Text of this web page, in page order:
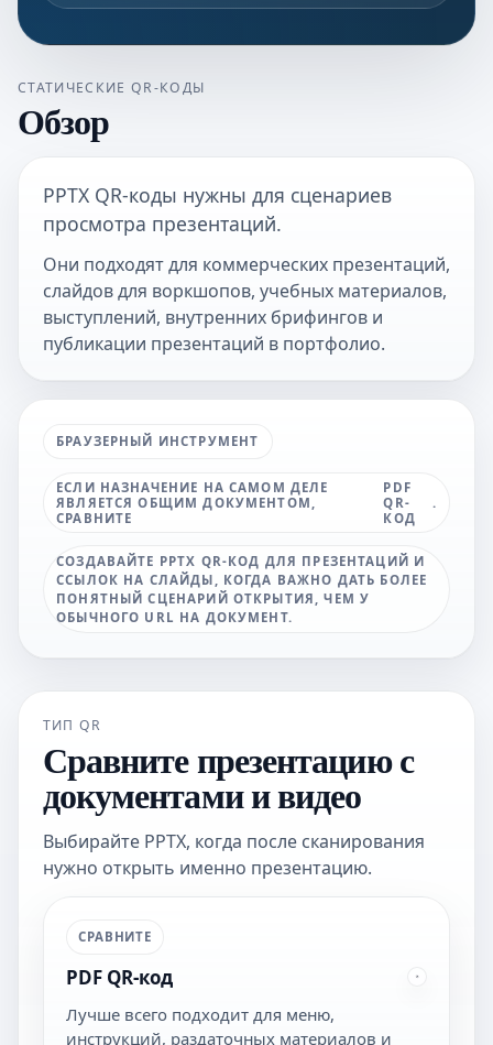
СТАТИЧЕСКИЕ QR-КОДЫ
Обзор
PPTX QR-коды нужны для сценариев
просмотра презентаций.
Они подходят для коммерческих презентаций,
слайдов для воркшопов, учебных материалов,
выступлений, внутренних брифингов и
публикации презентаций в портфолио.
БРАУЗЕРНЫЙ ИНСТРУМЕНТ
ЕСЛИ НАЗНАЧЕНИЕ НА САМОМ ДЕЛЕ
ЯВЛЯЕТСЯ ОБЩИМ ДОКУМЕНТОМ,
СРАВНИТЕ
PDF
QR-
КОД
.
СОЗДАВАЙТЕ PPTX QR-КОД ДЛЯ ПРЕЗЕНТАЦИЙ И
ССЫЛОК НА СЛАЙДЫ, КОГДА ВАЖНО ДАТЬ БОЛЕЕ
ПОНЯТНЫЙ СЦЕНАРИЙ ОТКРЫТИЯ, ЧЕМ У
ОБЫЧНОГО URL НА ДОКУМЕНТ.
ТИП QR
Сравните презентацию с
документами и видео
Выбирайте PPTX, когда после сканирования
нужно открыть именно презентацию.
СРАВНИТЕ
PDF QR-код
Лучше всего подходит для меню,
инструкций, раздаточных материалов и